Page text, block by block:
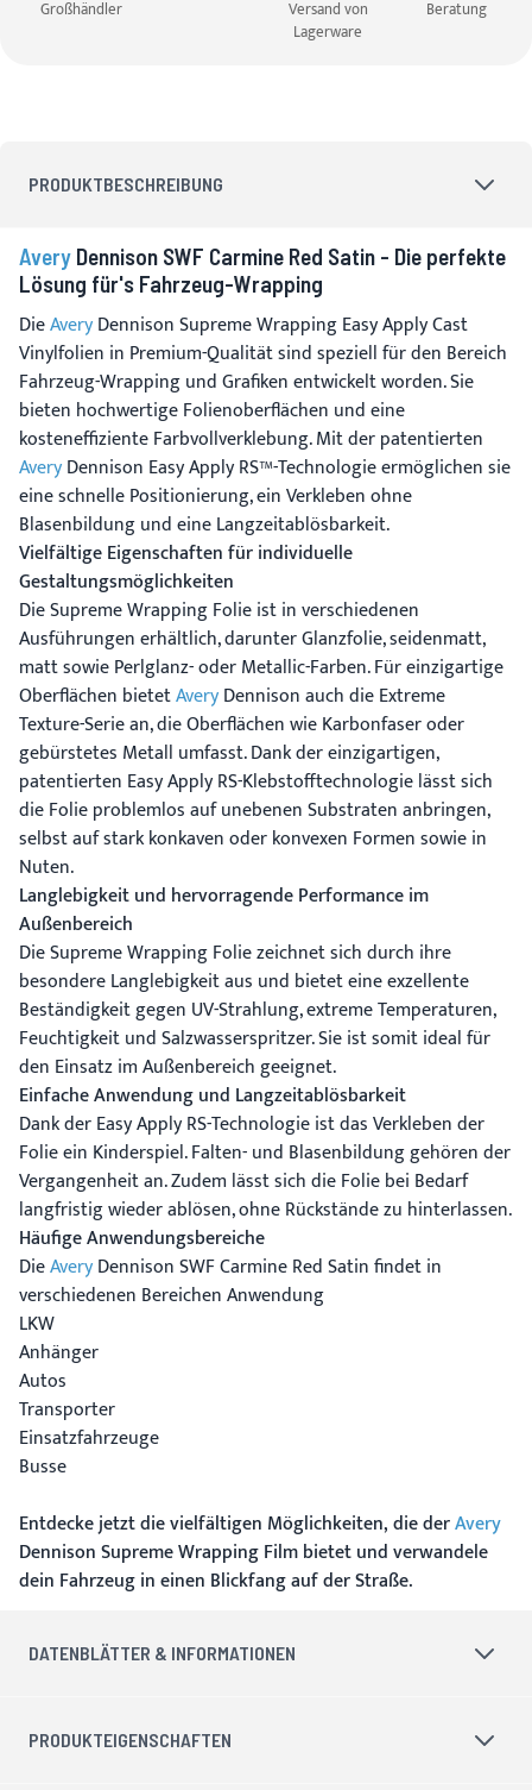
Großhändler
Versand von
Lagerware
Beratung
PRODUKTBESCHREIBUNG
Avery Dennison SWF Carmine Red Satin - Die perfekte
Lösung für's Fahrzeug-Wrapping
DieAveryDennison Supreme Wrapping Easy Apply Cast
Vinylfolien in Premium-Qualität sind speziell für den Bereich
Fahrzeug-Wrapping und Grafiken entwickelt worden. Sie
bieten hochwertige Folienoberflächen und eine
kosteneffiziente Farbvollverklebung. Mit der patentierten
AveryDennison Easy Apply RS™-Technologie ermöglichen sie
eine schnelle Positionierung, ein Verkleben ohne
Blasenbildung und eine Langzeitablösbarkeit.
Vielfältige Eigenschaften für individuelle
Gestaltungsmöglichkeiten
Die Supreme Wrapping Folie ist in verschiedenen
Ausführungen erhältlich, darunter Glanzfolie, seidenmatt,
matt sowie Perlglanz- oder Metallic-Farben. Für einzigartige
Oberflächen bietetAveryDennison auch die Extreme
Texture-Serie an, die Oberflächen wie Karbonfaser oder
gebürstetes Metall umfasst. Dank der einzigartigen,
patentierten Easy Apply RS-Klebstofftechnologie lässt sich
die Folie problemlos auf unebenen Substraten anbringen,
selbst auf stark konkaven oder konvexen Formen sowie in
Nuten.
Langlebigkeit und hervorragende Performance im
Außenbereich
Die Supreme Wrapping Folie zeichnet sich durch ihre
besondere Langlebigkeit aus und bietet eine exzellente
Beständigkeit gegen UV-Strahlung, extreme Temperaturen,
Feuchtigkeit und Salzwasserspritzer. Sie ist somit ideal für
den Einsatz im Außenbereich geeignet.
Einfache Anwendung und Langzeitablösbarkeit
Dank der Easy Apply RS-Technologie ist das Verkleben der
Folie ein Kinderspiel. Falten- und Blasenbildung gehören der
Vergangenheit an. Zudem lässt sich die Folie bei Bedarf
langfristig wieder ablösen, ohne Rückstände zu hinterlassen.
Häufige Anwendungsbereiche
DieAveryDennison SWF Carmine Red Satin findet in
verschiedenen Bereichen Anwendung
LKW
Anhänger
Autos
Transporter
Einsatzfahrzeuge
Busse
Entdecke jetzt die vielfältigen Möglichkeiten, die derAvery
Dennison Supreme Wrapping Film bietet und verwandele
dein Fahrzeug in einen Blickfang auf der Straße.
DATENBLÄTTER & INFORMATIONEN
PRODUKTEIGENSCHAFTEN